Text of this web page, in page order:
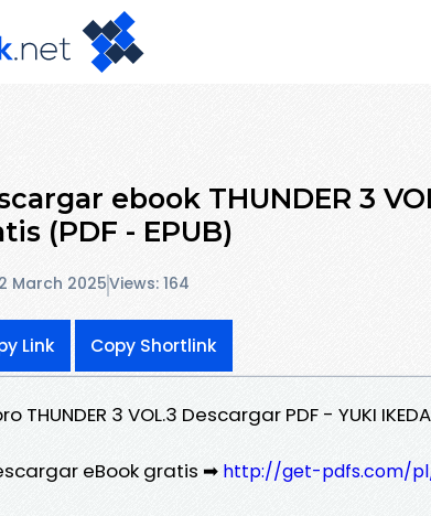
ebook THUNDER 3
(PDF - EPUB)
March 2025Views: 164
Link Copy Shortlink
THUNDER 3 VOL.3 Descargar PDF - YUKI IKEDA
eBook gratis ➡ http://get-pdfs.com/pl/